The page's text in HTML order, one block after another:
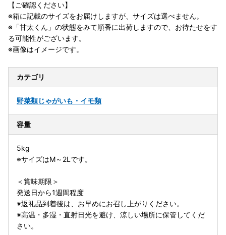
【ご確認ください】
※箱に記載のサイズをお届けしますが、サイズは選べません。
※「甘太くん」の状態をみて順番に出荷しますので、お待たせをす
る可能性がございます。
※画像はイメージです。
カテゴリ
野菜類じゃがいも・イモ類
容量
5kg
※サイズはM～2Lです。
＜賞味期限＞
発送日から1週間程度
※返礼品到着後は、お早めにお召し上がりください。
※高温・多湿・直射日光を避け、涼しい場所に保管してくだ
さい。